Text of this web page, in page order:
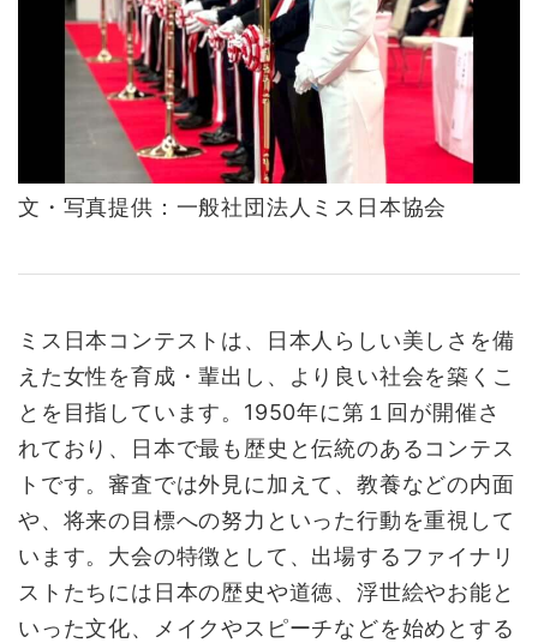
文・写真提供：一般社団法人ミス日本協会
ミス日本コンテストは、日本人らしい美しさを備
えた女性を育成・輩出し、より良い社会を築くこ
とを目指しています。1950年に第１回が開催さ
れており、日本で最も歴史と伝統のあるコンテス
トです。審査では外見に加えて、教養などの内面
や、将来の目標への努力といった行動を重視して
います。大会の特徴として、出場するファイナリ
ストたちには日本の歴史や道徳、浮世絵やお能と
いった文化、メイクやスピーチなどを始めとする